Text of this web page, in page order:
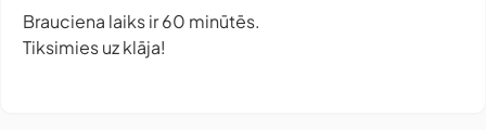
Brauciena laiks ir 60 minūtēs.
Tiksimies uz klāja!